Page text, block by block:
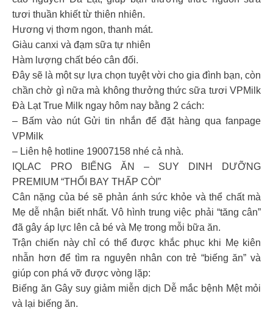
tươi thuần khiết từ thiên nhiên.
Hương vị thơm ngon, thanh mát.
Giàu canxi và đạm sữa tự nhiên
Hàm lượng chất béo cân đối.
Đây sẽ là một sự lựa chọn tuyệt vời cho gia đình bạn, còn
chần chờ gì nữa mà không thưởng thức sữa tươi VPMilk
Đà Lạt True Milk ngay hôm nay bằng 2 cách:
– Bấm vào nút Gửi tin nhắn để đặt hàng qua fanpage
VPMilk
– Liên hệ hotline 19007158 nhé cả nhà.
IQLAC PRO BIẾNG ĂN – SUY DINH DƯỠNG
PREMIUM “THỔI BAY THẤP CÒI”
Cân nặng của bé sẽ phản ánh sức khỏe và thể chất mà
Mẹ dễ nhận biết nhất. Vô hình trung việc phải “tăng cân”
đã gây áp lực lên cả bé và Mẹ trong mỗi bữa ăn.
Trận chiến này chỉ có thể được khắc phục khi Mẹ kiên
nhẫn hơn để tìm ra nguyên nhân con trẻ “biếng ăn” và
giúp con phá vỡ được vòng lặp:
Biếng ăn Gây suy giảm miễn dịch Dễ mắc bệnh Mệt mỏi
và lại biếng ăn.